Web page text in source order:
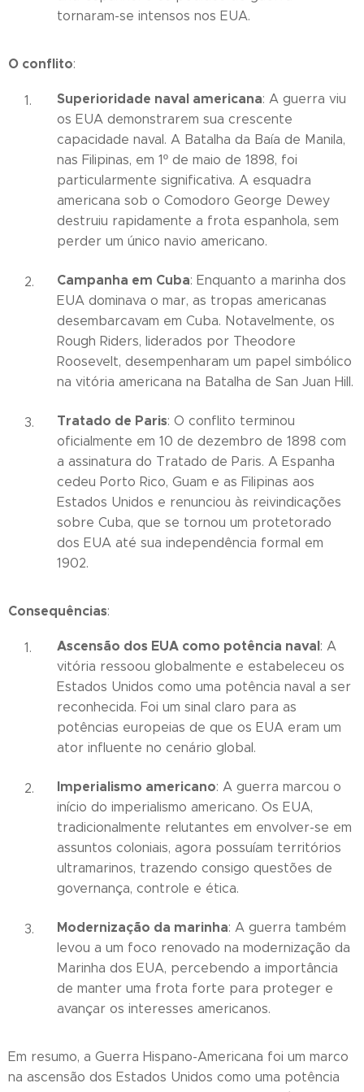
tornaram-se intensos nos EUA.
O conflito:
Superioridade naval americana: A guerra viu
os EUA demonstrarem sua crescente
capacidade naval. A Batalha da Baía de Manila,
nas Filipinas, em 1º de maio de 1898, foi
particularmente significativa. A esquadra
americana sob o Comodoro George Dewey
destruiu rapidamente a frota espanhola, sem
perder um único navio americano.
Campanha em Cuba: Enquanto a marinha dos
EUA dominava o mar, as tropas americanas
desembarcavam em Cuba. Notavelmente, os
Rough Riders, liderados por Theodore
Roosevelt, desempenharam um papel simbólico
na vitória americana na Batalha de San Juan Hill.
Tratado de Paris: O conflito terminou
oficialmente em 10 de dezembro de 1898 com
a assinatura do Tratado de Paris. A Espanha
cedeu Porto Rico, Guam e as Filipinas aos
Estados Unidos e renunciou às reivindicações
sobre Cuba, que se tornou um protetorado
dos EUA até sua independência formal em
1902.
Consequências:
Ascensão dos EUA como potência naval: A
vitória ressoou globalmente e estabeleceu os
Estados Unidos como uma potência naval a ser
reconhecida. Foi um sinal claro para as
potências europeias de que os EUA eram um
ator influente no cenário global.
Imperialismo americano: A guerra marcou o
início do imperialismo americano. Os EUA,
tradicionalmente relutantes em envolver-se em
assuntos coloniais, agora possuíam territórios
ultramarinos, trazendo consigo questões de
governança, controle e ética.
Modernização da marinha: A guerra também
levou a um foco renovado na modernização da
Marinha dos EUA, percebendo a importância
de manter uma frota forte para proteger e
avançar os interesses americanos.
Em resumo, a Guerra Hispano-Americana foi um marco
na ascensão dos Estados Unidos como uma potência